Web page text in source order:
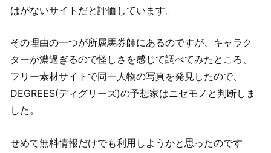
はがないサイトだと評価しています。
その理由の一つが所属馬券師にあるのですが、キャラク
ターが濃過ぎるので怪しさを感じて調べてみたところ、
フリー素材サイトで同一人物の写真を発見したので、
DEGREES(ディグリーズ)の予想家はニセモノと判断しま
した。
せめて無料情報だけでも利用しようかと思ったのです